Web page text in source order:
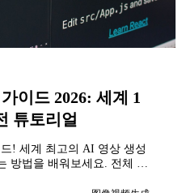
이드 2026: 세계 1
튜토리얼
드! 세계 최고의 AI 영상 생성
방법을 배워보세요. 전체 튜